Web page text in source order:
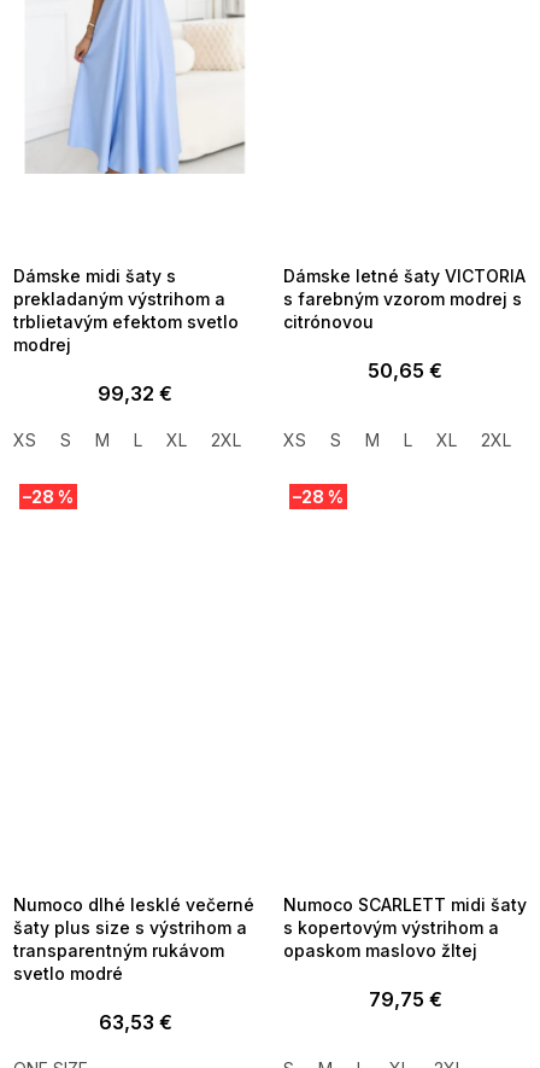
Dámske midi šaty s
prekladaným výstrihom a
trblietavým efektom svetlo
modrej
99,32 €
XS S M L XL 2XL
Dámske letné šaty VICTORIA
s farebným vzorom modrej s
citrónovou
50,65 €
XS S M L XL 2XL
–28 %
Numoco dlhé lesklé večerné
šaty plus size s výstrihom a
transparentným rukávom
svetlo modré
63,53 €
–28 %
Numoco SCARLETT midi šaty
s kopertovým výstrihom a
opaskom maslovo žltej
79,75 €